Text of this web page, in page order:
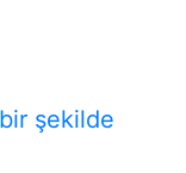
bir şekilde